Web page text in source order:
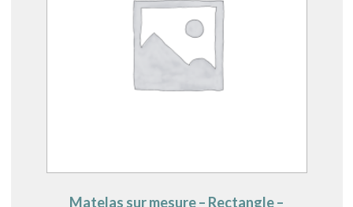
Matelas sur mesure – Rectangle –